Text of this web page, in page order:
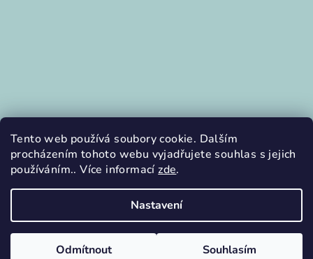
Tento web používá soubory cookie. Dalším
procházením tohoto webu vyjadřujete souhlas s jejich
používáním.. Více informacízde.
Nastavení
Odmítnout Souhlasím
Sledovat na Instagramu
Aktivity z lamina